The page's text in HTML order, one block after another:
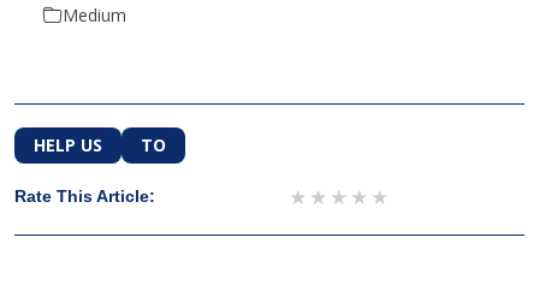
Medium
HELP US TO
Rate This Article: 4 stars
3 stars
2 stars
1 star